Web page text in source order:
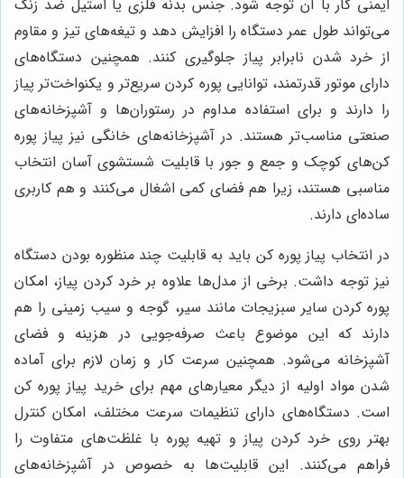
ایمنی کار با آن توجه شود. جنس بدنه فلزی یا استیل ضد زنگ
می‌تواند طول عمر دستگاه را افزایش دهد و تیغه‌های تیز و مقاوم
از خرد شدن نابرابر پیاز جلوگیری کنند. همچنین دستگاه‌های
دارای موتور قدرتمند، توانایی پوره کردن سریع‌تر و یکنواخت‌تر پیاز
را دارند و برای استفاده مداوم در رستوران‌ها و آشپزخانه‌های
صنعتی مناسب‌تر هستند. در آشپزخانه‌های خانگی نیز پیاز پوره
کن‌های کوچک و جمع و جور با قابلیت شستشوی آسان انتخاب
مناسبی هستند، زیرا هم فضای کمی اشغال می‌کنند و هم کاربری
ساده‌ای دارند.
در انتخاب پیاز پوره کن باید به قابلیت چند منظوره بودن دستگاه
نیز توجه داشت. برخی از مدل‌ها علاوه بر خرد کردن پیاز، امکان
پوره کردن سایر سبزیجات مانند سیر، گوجه و سیب زمینی را هم
دارند که این موضوع باعث صرفه‌جویی در هزینه و فضای
آشپزخانه می‌شود. همچنین سرعت کار و زمان لازم برای آماده
شدن مواد اولیه از دیگر معیارهای مهم برای خرید پیاز پوره کن
است. دستگاه‌های دارای تنظیمات سرعت مختلف، امکان کنترل
بهتر روی خرد کردن پیاز و تهیه پوره با غلظت‌های متفاوت را
فراهم می‌کنند. این قابلیت‌ها به خصوص در آشپزخانه‌های